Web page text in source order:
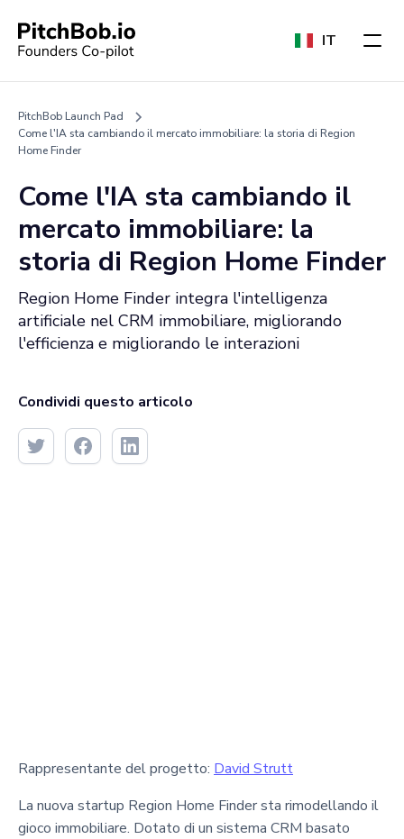
IT
PitchBob Launch Pad
Come l'IA sta cambiando il mercato immobiliare: la storia di Region
Home Finder
Come l'IA sta cambiando il
mercato immobiliare: la
storia di Region Home Finder
Region Home Finder integra l'intelligenza
artificiale nel CRM immobiliare, migliorando
l'efficienza e migliorando le interazioni
Condividi questo articolo
Rappresentante del progetto: David Strutt
La nuova startup Region Home Finder sta rimodellando il
gioco immobiliare. Dotato di un sistema CRM basato